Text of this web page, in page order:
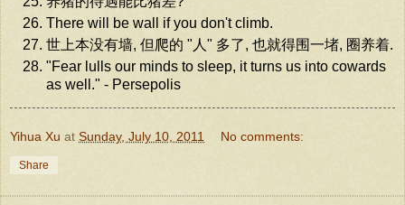
There will be wall if you don't climb.
世上本没有墙, 但爬的 "人" 多了, 也就得围一堵, 圈养着.
"Fear lulls our minds to sleep, it turns us into cowards
as well." - Persepolis
Yihua Xu at Sunday, July 10, 2011 No comments:
Share